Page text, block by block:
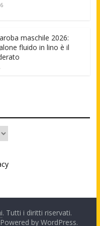
maschile 2026:
fluido in lino è il
. Tutti i diritti riservati.
by WordPress.